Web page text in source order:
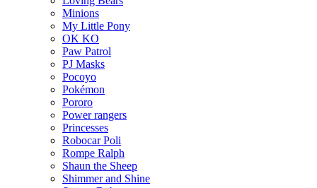
Minions
My Little Pony
OK KO
Paw Patrol
PJ Masks
Pocoyo
Pokémon
Pororo
Power rangers
Princesses
Robocar Poli
Rompe Ralph
Shaun the Sheep
Shimmer and Shine